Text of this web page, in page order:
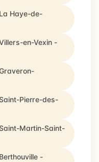
Haye-de-
en-Vexin -
Pierre-des-
Martin-Saint-
-